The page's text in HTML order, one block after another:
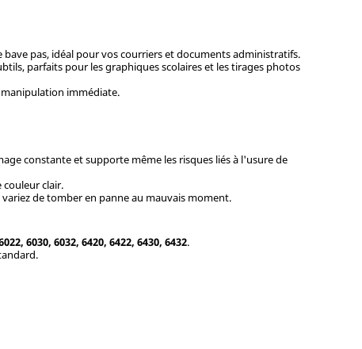
pas, idéal pour vos courriers et documents administratifs.
parfaits pour les graphiques scolaires et les tirages photos
immédiate.
constante et supporte même les risques liés à l'usure de
couleur clair.
de tomber en panne au mauvais moment.
6030, 6032, 6420, 6422, 6430, 6432.